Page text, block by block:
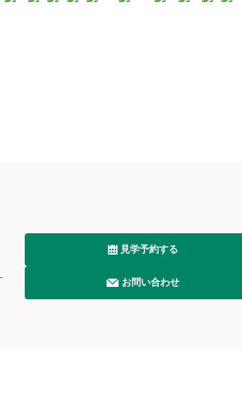
見学予約する
お問い合わせ